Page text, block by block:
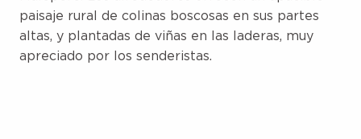
paisaje rural de colinas boscosas en sus partes
altas, y plantadas de viñas en las laderas, muy
apreciado por los senderistas.